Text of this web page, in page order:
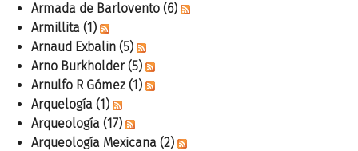
Armada de Barlovento (6)
Armillita (1)
Arnaud Exbalin (5)
Arno Burkholder (5)
Arnulfo R Gómez (1)
Arquelogía (1)
Arqueología (17)
Arqueología Mexicana (2)